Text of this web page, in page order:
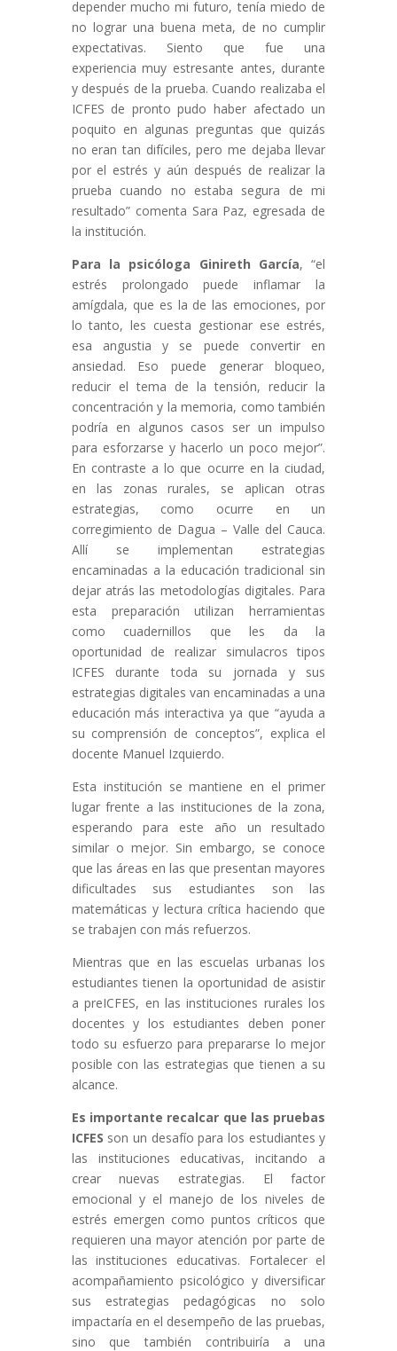
depender mucho mi futuro, tenía miedo de
no lograr una buena meta, de no cumplir
expectativas. Siento que fue una
experiencia muy estresante antes, durante
y después de la prueba. Cuando realizaba el
ICFES de pronto pudo haber afectado un
poquito en algunas preguntas que quizás
no erantan difíciles, pero me dejaba llevar
por el estrés y aún después de realizar la
prueba cuando no estaba segura de mi
resultado” comenta Sara Paz, egresada de
la institución.
Para la psicóloga Ginireth García, “el
estrés prolongado puede inflamar la
amígdala, que es la de las emociones, por
lo tanto, les cuesta gestionar ese estrés,
esa angustia y se puede convertir en
ansiedad. Eso puede generar bloqueo,
reducir el tema de la tensión, reducir la
concentración y la memoria, como también
podría en algunos casos ser un impulso
para esforzarse y hacerlo un poco mejor”.
En contraste a lo que ocurre en la ciudad,
en las zonas rurales, se aplican otras
estrategias, como ocurre en un
corregimiento de Dagua – Valle del Cauca.
Allí se implementan estrategias
encaminadas a la educación tradicional sin
dejar atrás las metodologías digitales. Para
esta preparación utilizan herramientas
como cuadernillos que les da la
oportunidad de realizar simulacros tipos
ICFES durante toda su jornada y sus
estrategias digitales van encaminadas a una
educación más interactiva ya que “ayuda a
su comprensión de conceptos”, explica el
docente Manuel Izquierdo.
Esta institución se mantiene en el primer
lugar frente a las instituciones de la zona,
esperando para este año un resultado
similar o mejor. Sin embargo, se conoce
que las áreas en las que presentan mayores
dificultades sus estudiantes son las
matemáticas y lectura crítica haciendo que
se trabajen con más refuerzos.
Mientras que en las escuelas urbanas los
estudiantes tienen la oportunidad de asistir
a preICFES, en las instituciones rurales los
docentes y los estudiantes deben poner
todo su esfuerzo para prepararse lo mejor
posible con las estrategias que tienen a su
alcance.
Es importante recalcar que las pruebas
ICFES son un desafío para los estudiantes y
las instituciones educativas, incitando a
crear nuevas estrategias. El factor
emocional y el manejo de los niveles de
estrés emergen como puntos críticos que
requieren una mayor atención por parte de
las instituciones educativas. Fortalecer el
acompañamiento psicológico y diversificar
sus estrategias pedagógicas no solo
impactaría en el desempeño de las pruebas,
sino que también contribuiría a una